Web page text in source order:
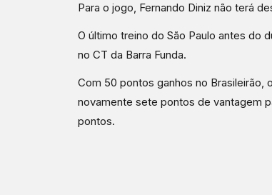
Para o jogo, Fernando Diniz não terá
O último treino do São Paulo antes do
no CT da Barra Funda.
Com 50 pontos ganhos no Brasileirão,
novamente sete pontos de vantagem
pontos.